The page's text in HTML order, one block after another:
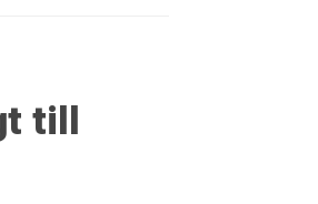
till